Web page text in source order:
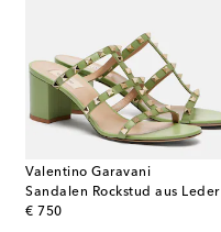
Valentino Garavani
Sandalen Rockstud aus Leder
€ 750
original price